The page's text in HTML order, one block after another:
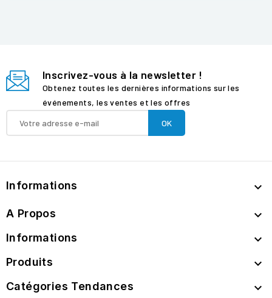
Inscrivez-vous à la newsletter !
Obtenez toutes les dernières informations sur les
événements, les ventes et les offres
Informations 
A Propos 
Informations 
Produits 
Catégories Tendances 